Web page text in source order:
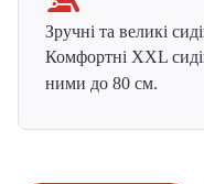
Зручні та великі
Комфортні XXL
ними до 80 см.